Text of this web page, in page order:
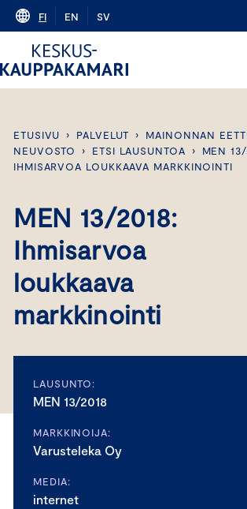
Skip
content
FI EN SV
ETUSIVU › PALVELUT ›
MAINONNAN
NEUVOSTO
› ETSI LAUSUNTOA ›
MEN
IHMISARVOA LOUKKAAVA MARKKINOINTI
MEN 13/2018:
Ihmisarvoa
loukkaava
markkinointi
LAUSUNTO:
MEN 13/2018
MARKKINOIJA:
Varusteleka Oy
MEDIA:
internet